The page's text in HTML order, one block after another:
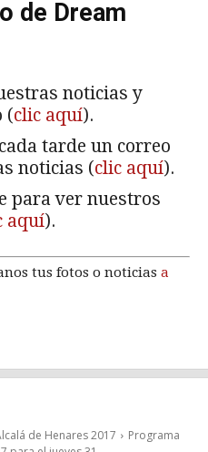
de Dream
noticias y
(clic aquí).
tarde un correo
noticias (clic aquí).
para ver nuestros
aquí).
tus fotos o noticias a